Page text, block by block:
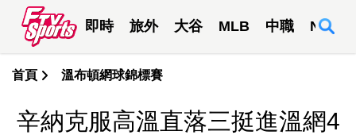
即時 旅外 大谷 MLB 中職 NBA
首頁 溫布頓網球錦標賽
辛納克服高溫直落三挺進溫網4